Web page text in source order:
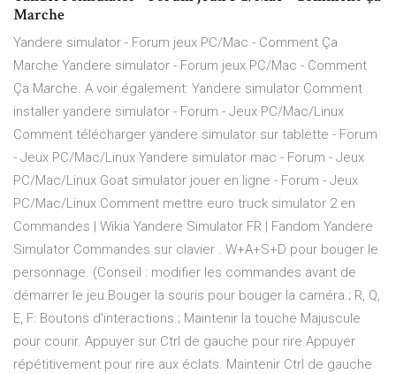
Marche
Yandere simulator - Forum jeux PC/Mac - Comment Ça
Marche Yandere simulator - Forum jeux PC/Mac - Comment
Ça Marche. A voir également: Yandere simulator Comment
installer yandere simulator - Forum - Jeux PC/Mac/Linux
Comment télécharger yandere simulator sur tablette - Forum
- Jeux PC/Mac/Linux Yandere simulator mac - Forum - Jeux
PC/Mac/Linux Goat simulator jouer en ligne - Forum - Jeux
PC/Mac/Linux Comment mettre euro truck simulator 2 en
Commandes | Wikia Yandere Simulator FR | Fandom Yandere
Simulator Commandes sur clavier . W+A+S+D pour bouger le
personnage. (Conseil : modifier les commandes avant de
démarrer le jeu.Bouger la souris pour bouger la caméra.; R, Q,
E, F: Boutons d'interactions.; Maintenir la touche Majuscule
pour courir. Appuyer sur Ctrl de gauche pour rire.Appuyer
répétitivement pour rire aux éclats. Maintenir Ctrl de gauche